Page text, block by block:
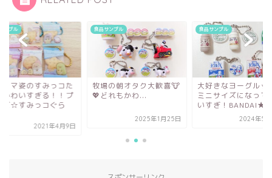
ンプル
の朝オタク大歓喜🐮
れもかわ...
食品サンプル
大好きなヨーグルッペが
ミニサイズになってかわ
2024年5月29日
食品サンプル
パジャマ姿のすみっ
ちがかわいすぎる！
ライズ☆すみっコぐ